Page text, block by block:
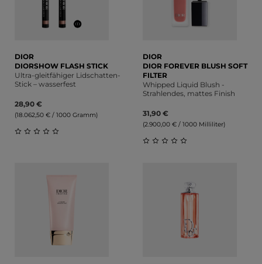
DIOR
DIORSHOW FLASH STICK
Ultra-gleitfähiger Lidschatten-
Stick – wasserfest
28,90 €
(18.062,50 € / 1000 Gramm)
DIOR
DIOR FOREVER BLUSH SOFT
FILTER
Whipped Liquid Blush -
Strahlendes, mattes Finish
31,90 €
(2.900,00 € / 1000 Milliliter)